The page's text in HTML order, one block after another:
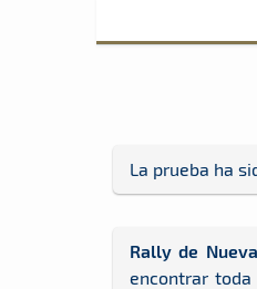
La prueba ha
Rally de
encontrar toda